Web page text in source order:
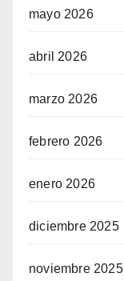
mayo 2026
abril 2026
marzo 2026
febrero 2026
enero 2026
diciembre 2025
noviembre 2025